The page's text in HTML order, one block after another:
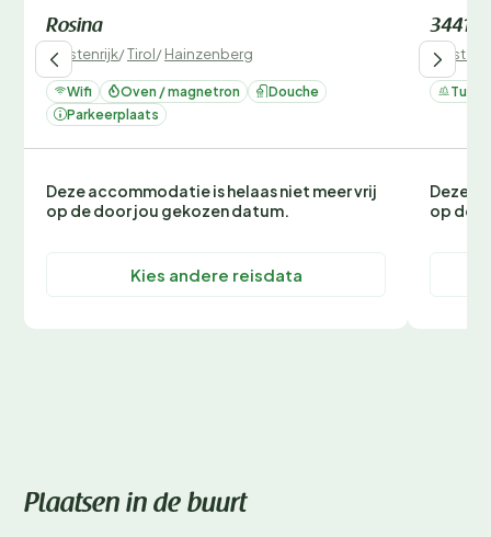
Rosina
Oostenrijk/Tirol/Hainzenberg
Wifi Oven / magnetron
Douche
Parkeerplaats
Deze accommodatie is helaas niet meer vrij
op de door jou gekozen datum.
Kies andere reisdata
344171
Tuin
Deze
op de
Plaatsen in de buurt